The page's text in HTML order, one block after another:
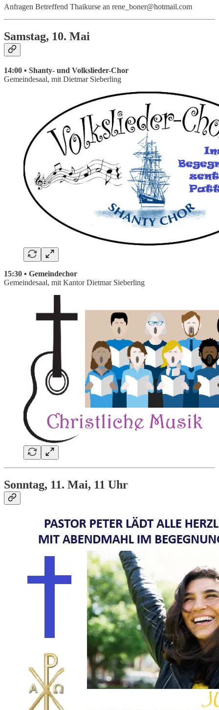
Anfragen Betreffend Thaikurse an rene_boner@hotmail.com
Samstag, 10. Mai
14:00 ▪ Shanty- und Volkslieder-Chor
Gemeindesaal, mit Dietmar Sieberling
15:30 ▪ Gemeindechor
Gemeindesaal, mit Kantor Dietmar Sieberling
Sonntag, 11. Mai, 11 Uhr